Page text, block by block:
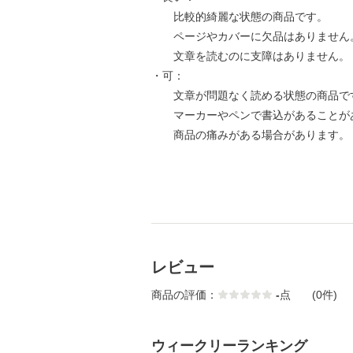
比較的綺麗な状態の商品です。
ページやカバーに欠品はありません
文章を読むのに支障はありません。
・可：
文章が問題なく読める状態の商品で
マーカーやペンで書込があることが
商品の痛みがある場合があります。
レビュー
商品の評価： -点 (0件)
ウィークリーランキング